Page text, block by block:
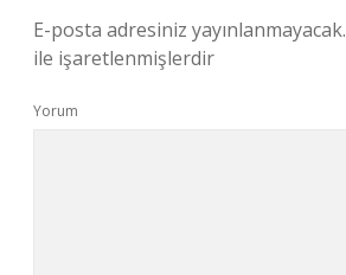
E-posta adresiniz yayınlanmayacak.
ile işaretlenmişlerdir
Yorum